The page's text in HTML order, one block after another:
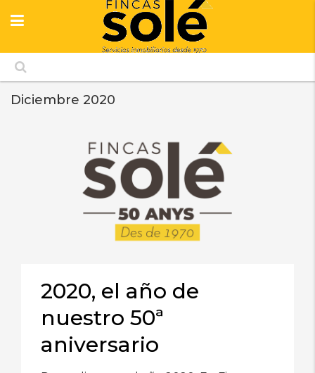
Diciembre 2020
2020, el año de
nuestro 50ª
aniversario